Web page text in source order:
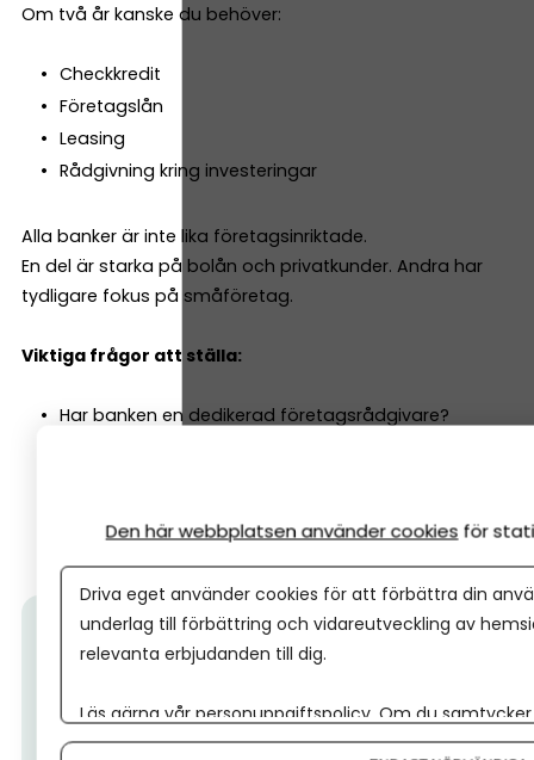
Om två år kanske du behöver:
Checkkredit
Företagslån
Leasing
Rådgivning kring investeringar
Alla banker är inte lika företagsinriktade.
En del är starka på bolån och privatkunder. Andra har
tydligare fokus på småföretag.
Viktiga frågor att ställa:
Har banken en dedikerad företagsrådgivare?
dig och ditt företag?
Tips från Nordea:500 000 företagare har redan
valt Nordea. Välj en bank som förstår företagande
ett möte med banken, hos Nordea kan alla företag
oavsett storlek boka ett personligt möte.)
Den här webbplatsen använder cookies för
Driva eget använder cookies för att förbättra din
underlag till förbättring och vidareutveckling av
relevanta erbjudanden till dig.
Läs gärna vår personuppgiftspolicy. Om du
Om du vill ändra ditt val i efterhand hittar du den